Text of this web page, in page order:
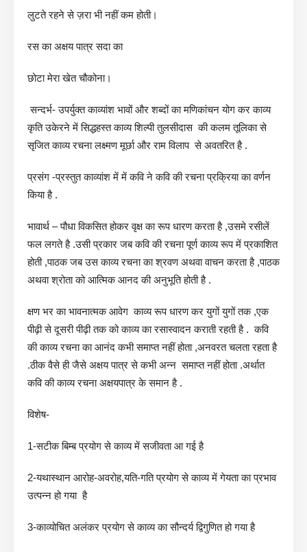
लुटते रहने से ज़रा भी नहीं कम होती।
रस का अक्षय पात्र सदा का
छोटा मेरा खेत चौकोना।
सन्दर्भ- उपर्युक्त काव्यांश भावों और शब्दों का मणिकांचन योग कर काव्य
कृति उकेरने में सिद्धहस्त काव्य शिल्पी तुलसीदास की कलम तूलिका से
सृजित काव्य रचना लक्ष्मण मूर्छा और राम विलाप से अवतरित है .
प्रसंग -प्रस्तुत काव्यांश में में कवि ने कवि की रचना प्रक्रिया का वर्णन
किया है .
भावार्थ – पौधा विकसित होकर वृक्ष का रूप धारण करता है ,उसमे रसीलें
फल लगते है .उसी प्रकार जब कवि की रचना पूर्ण काव्य रूप में प्रकाशित
होती ,पाठक जब उस काव्य रचना का श्रवण अथवा वाचन करता है ,पाठक
अथवा श्रोता को आत्मिक आनद की अनुभूति होती है .
क्षण भर का भावनात्मक आवेग काव्य रूप धारण कर युगों युगों तक ,एक
पीढ़ी से दूसरी पीढ़ी तक को काव्य का रसास्वादन कराती रहती है . कवि
की काव्य रचना का आनंद कभी समाप्त नहीं होता ,अनवरत चलता रहता है
.ठीक वैसे ही जैसे अक्षय पात्र से कभी अन्न समाप्त नहीं होता .अर्थात
कवि की काव्य रचना अक्षयपात्र के समान है .
विशेष-
1-सटीक बिम्ब प्रयोग से काव्य में सजीवता आ गई है
2-यथास्थान आरोह-अवरोह,यति-गति प्रयोग से काव्य में गेयता का प्रभाव
उत्पन्न हो गया है
3-काव्योचित अलंकर प्रयोग से काव्य का सौन्दर्य द्विगुणित हो गया है